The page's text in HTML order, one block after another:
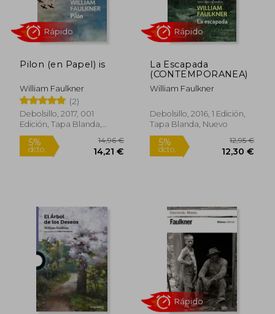
5%
dcto.
20,90 €
19,86 €
Rápido
5%
dcto.
Pilon (en Papel) is
William Faulkner
(2)
Debolsillo, 2017, 001
Edición, Tapa Blanda,
Nuevo
La Escapada
(CONTEMPORANEA)
William Faulkner
Debolsillo, 2016, 1 Edición,
Tapa Blanda, Nuevo